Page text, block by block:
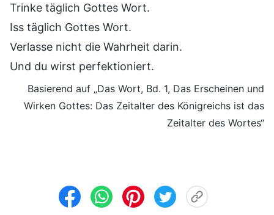
Trinke täglich Gottes Wort.
Iss täglich Gottes Wort.
Verlasse nicht die Wahrheit darin.
Und du wirst perfektioniert.
Basierend auf „Das Wort, Bd. 1, Das Erscheinen und
Wirken Gottes: Das Zeitalter des Königreichs ist das
Zeitalter des Wortes“